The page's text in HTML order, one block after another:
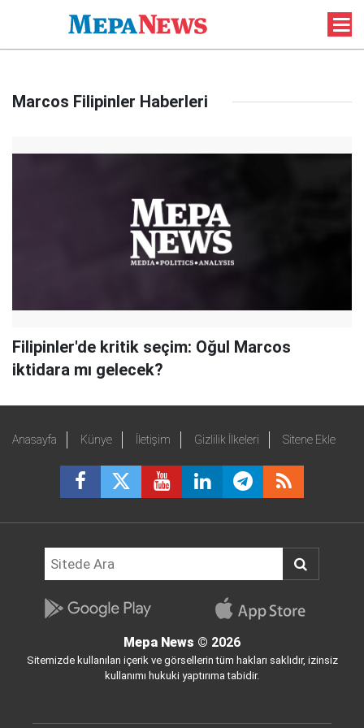
Marcos Filipinler Haberleri
Filipinler'de kritik seçim: Oğul Marcos
iktidara mı gelecek?
Anasayfa Künye İletişim Gizlilik İlkeleri Sitene Ekle
Mepa News © 2026
Sitemizde kullanılan içerik ve görsellerin tüm hakları saklıdır, izinsiz
kullanımı hukuki yaptırıma tabidir.